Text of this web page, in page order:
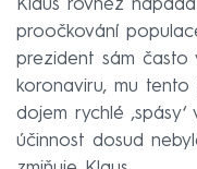
Klaus rovněž
proočkování
prezident sám často
koronaviru, mu
dojem rychlé
účinnost dosud